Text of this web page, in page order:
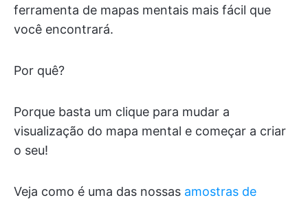
ferramenta de mapas mentais mais fácil que
você encontrará.
Por quê?
Porque basta um clique para mudar a
visualização do mapa mental e começar a criar
o seu!
Veja como é uma das nossas amostras de